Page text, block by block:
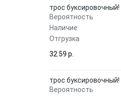
трос
Вероятность
Наличие
Отгрузка
32.59 p.
трос
Вероятность